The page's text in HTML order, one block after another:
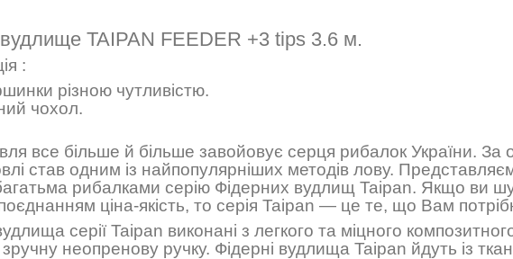
TAIPAN FEEDER +3 tips 3.6 м.
:
різною чутливістю.
чохол.
все більше й більше завойовує серця рибалок України. За
став одним із найпопулярніших методів лову.
рибалками серію Фідерних вудлищ Taipan. Якщо ви
ціна-якість, то серія Taipan — це те, що Вам
серії Taipan виконані з легкого та міцного
зручну неопренову ручку. Фідерні вудлища Taipan йдуть із